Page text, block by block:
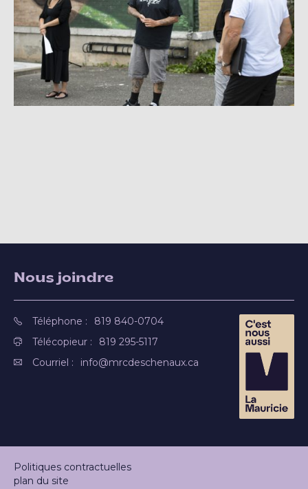
Nous joindre
Téléphone :
819 840-0704
Télécopieur :
819 295-5117
Courriel :
info@mrcdeschenaux.ca
Politiques contractuelles
plan du site